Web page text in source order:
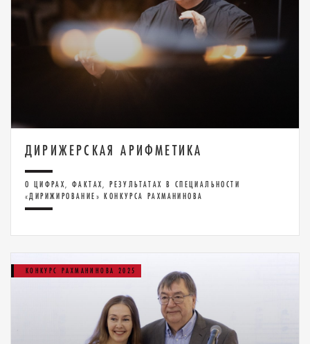
ДИРИЖЕРСКАЯ АРИФМЕТИКА
О ЦИФРАХ, ФАКТАХ, РЕЗУЛЬТАТАХ В СПЕЦИАЛЬНОСТИ
«ДИРИЖИРОВАНИЕ» КОНКУРСА РАХМАНИНОВА
КОНКУРС РАХМАНИНОВА 2025